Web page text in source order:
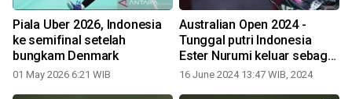
Piala Uber 2026, Indonesia
ke semifinal setelah
bungkam Denmark
01 May 2026 6:21 WIB
Australian Open 2024 -
Tunggal putri Indonesia
Ester Nurumi keluar sebagai
runner-up
16 June 2024 13:47 WIB, 2024